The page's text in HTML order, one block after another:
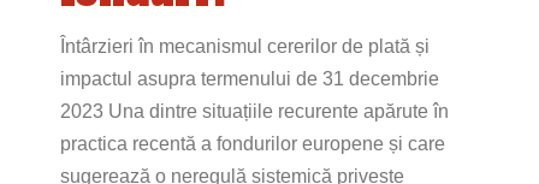
Întârzieri în mecanismul cererilor de plată și
impactul asupra termenului de 31 decembrie
2023 Una dintre situațiile recurente apărute în
practica recentă a fondurilor europene și care
sugerează o neregulă sistemică privește